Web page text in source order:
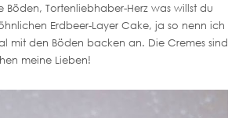
Tortenliebhaber-Herz was willst du
Erdbeer-Layer Cake, ja so nenn ich
mit den Böden backen an. Die Cremes sind
meine Lieben!